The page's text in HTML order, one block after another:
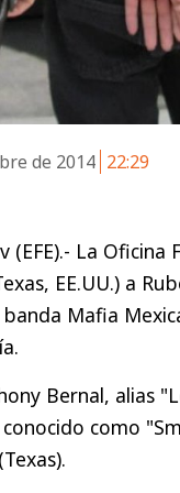
de 2014 22:29
(EFE).- La
EE.UU.) a
Mafia
Bernal, alias
como